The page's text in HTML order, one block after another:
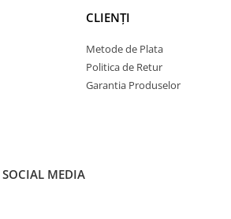
CLIENȚI
Metode de Plata
Politica de Retur
Garantia Produselor
MEDIA